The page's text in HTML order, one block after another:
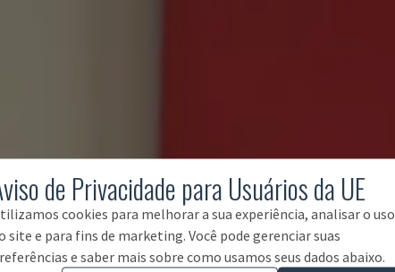
de Privacidade para Usuários da UE
cookies para melhorar a sua experiência, analisar o uso
site e para fins de marketing. Você pode gerenciar suas
e saber mais sobre como usamos seus dados abaixo.